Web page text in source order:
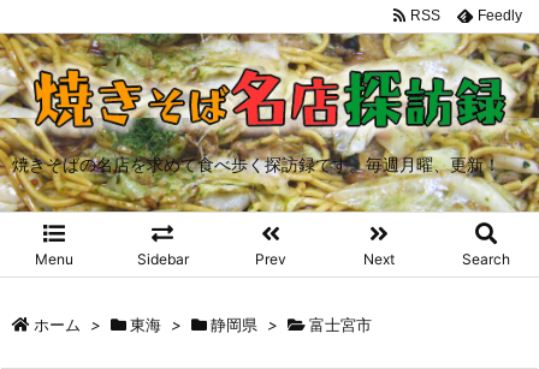
焼きそばの名店を求めて食べ歩く探訪録です。毎週月曜、更新！
Menu Sidebar Prev Next Search
RSS Feedly
ホーム > 東海 > 静岡県 > 富士宮市